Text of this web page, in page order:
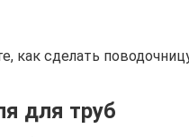
как сделать
для труб